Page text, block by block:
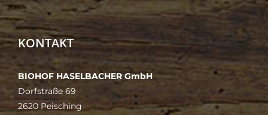
KONTAKT
BIOHOF HASELBACHER GmbH
Dorfstraße 69
2620 Peisching